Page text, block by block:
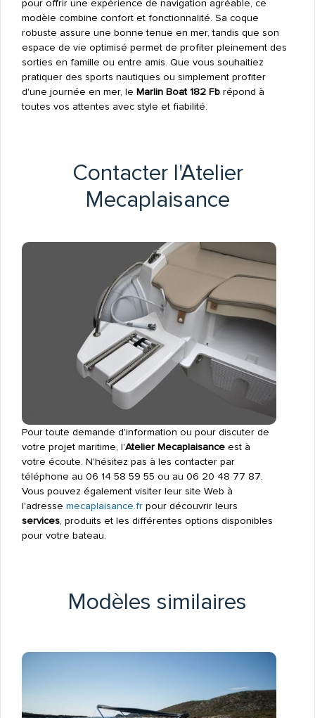
pour offrir une expérience de navigation agréable, ce
modèle combine confort et fonctionnalité. Sa coque
robuste assure une bonne tenue en mer, tandis que son
espace de vie optimisé permet de profiter pleinement des
sorties en famille ou entre amis. Que vous souhaitiez
pratiquer des sports nautiques ou simplement profiter
d'une journée en mer, le Marlin Boat 182 Fbrépond à
toutes vos attentes avec style et fiabilité.
Contacter l'Atelier
Mecaplaisance
Pour toute demande d'information ou pour discuter de
votre projet maritime, l'Atelier Mecaplaisanceest à
votre écoute. N'hésitez pas à les contacter par
téléphone au 06 14 58 59 55 ou au 06 20 48 77 87.
Vous pouvez également visiter leur site Web à
l'adresse mecaplaisance.frpour découvrir leurs
services, produits et les différentes options disponibles
pour votre bateau.
Modèles similaires